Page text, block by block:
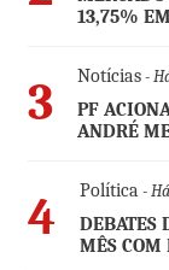
13,75%
3 Notícias-
PF
ANDRÉ
4 Política -
DEBATES
MÊS COM